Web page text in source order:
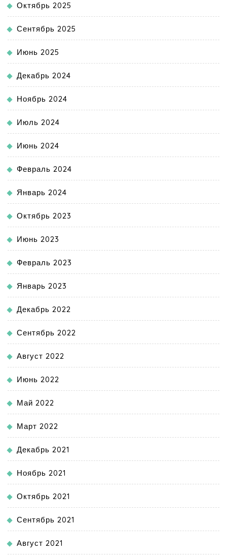
Октябрь 2025
Сентябрь 2025
Июнь 2025
Декабрь 2024
Ноябрь 2024
Июль 2024
Июнь 2024
Февраль 2024
Январь 2024
Октябрь 2023
Июнь 2023
Февраль 2023
Январь 2023
Декабрь 2022
Сентябрь 2022
Август 2022
Июнь 2022
Май 2022
Март 2022
Декабрь 2021
Ноябрь 2021
Октябрь 2021
Сентябрь 2021
Август 2021